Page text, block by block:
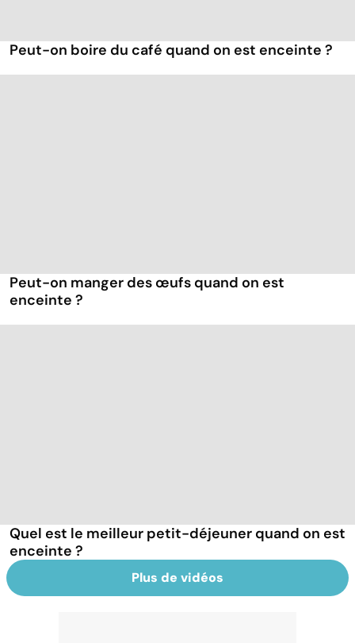
Peut-on boire du café quand on est enceinte ?
Peut-on manger des œufs quand on est
enceinte ?
Quel est le meilleur petit-déjeuner quand on est
enceinte ?
Plus de vidéos